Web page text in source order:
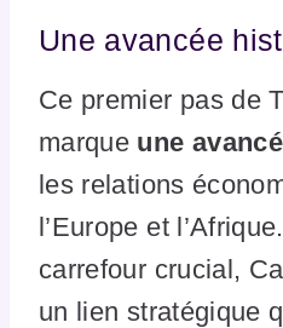
Une avancée
Ce premier pas de
marque une
les relations
l’Europe et
carrefour crucial,
un lien stratégique